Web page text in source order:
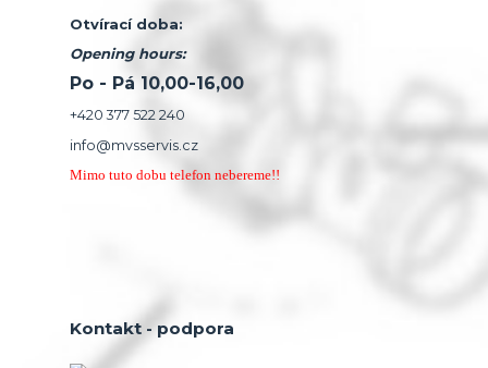
Otvírací doba:
Opening hours:
Po - Pá 10,00-16,00
+420 377 522 240
info@mvsservis.cz
Mimo tuto dobu telefon nebereme!!
Kontakt - podpora